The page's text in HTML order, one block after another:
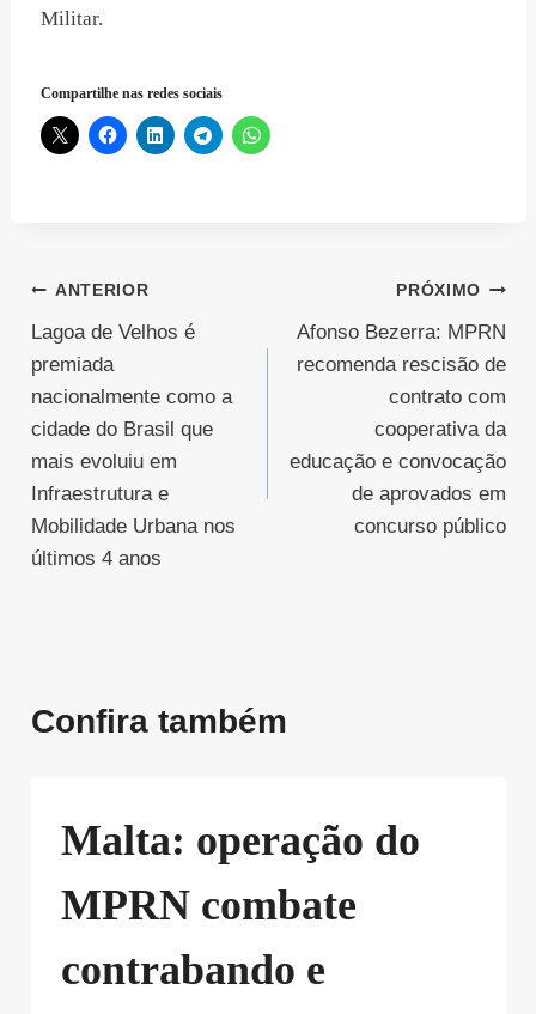
Militar.
Compartilhe nas redes sociais
Navegação
de
Post
ANTERIOR
Lagoa de Velhos é
premiada
nacionalmente como a
cidade do Brasil que
mais evoluiu em
Infraestrutura e
Mobilidade Urbana nos
últimos 4 anos
PRÓXIMO
Afonso Bezerra: MPRN
recomenda rescisão de
contrato com
cooperativa da
educação e convocação
de aprovados em
concurso público
Confira também
Malta: operação do
MPRN combate
contrabando e